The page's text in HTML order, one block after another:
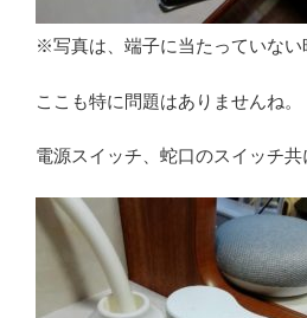
※写真は、端子に当たっていない
ここも特に問題はありませんね。
電源スイッチ、蛇口のスイッチ共